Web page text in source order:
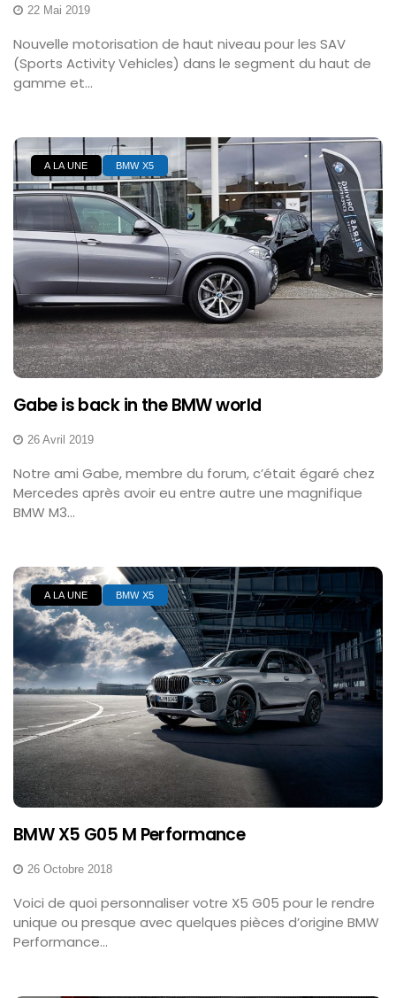
22 Mai 2019
Nouvelle motorisation de haut niveau pour les SAV
(Sports Activity Vehicles) dans le segment du haut de
gamme et...
A LA UNE BMW X5
Gabe is back in the BMW world
26 Avril 2019
Notre ami Gabe, membre du forum, c’était égaré chez
Mercedes après avoir eu entre autre une magnifique
BMW M3...
A LA UNE BMW X5
BMW X5 G05 M Performance
26 Octobre 2018
Voici de quoi personnaliser votre X5 G05 pour le rendre
unique ou presque avec quelques pièces d’origine BMW
Performance...